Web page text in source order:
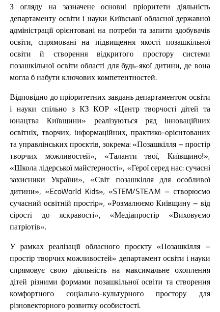
З огляду на зазначене основні пріоритети діяльність
департаменту освіти і науки Київської обласної державної
адміністрації орієнтовані на потреби та запити здобувачів
освіти, спрямовані на підвищення якості позашкільної
освіти й створення відкритого простору системи
позашкільної освіти області для будь-якої дитини, де вона
могла б набути ключових компетентностей.
Відповідно до пріоритетних завдань департаментом освіти
і науки спільно з КЗ КОР «Центр творчості дітей та
юнацтва Київщини» реалізуються ряд інноваційних
освітніх, творчих, інформаційних, практико-орієнтованих
та управлінських проєктів, зокрема: «Позашкілля – простір
творчих можливостей», «Таланти твої, Київщино!»,
«Школа лідерської майстерності», «Герої серед нас: сучасні
захисники України», «Світ позашкілля для особливої
дитини», «EcoWorld Kids», «STEM/STEАM – створюємо
сучасний освітній простір», «Розмалюємо Київщину – від
сірості до яскравості», «Медіапростір «Виховуємо
патріотів».
У рамках реалізації обласного проєкту «Позашкілля –
простір творчих можливостей» департамент освіти і науки
спрямовує свою діяльність на максимальне охоплення
дітей різними формами позашкільної освіти та створення
комфортного соціально-культурного простору для
різновекторного розвитку особистості.